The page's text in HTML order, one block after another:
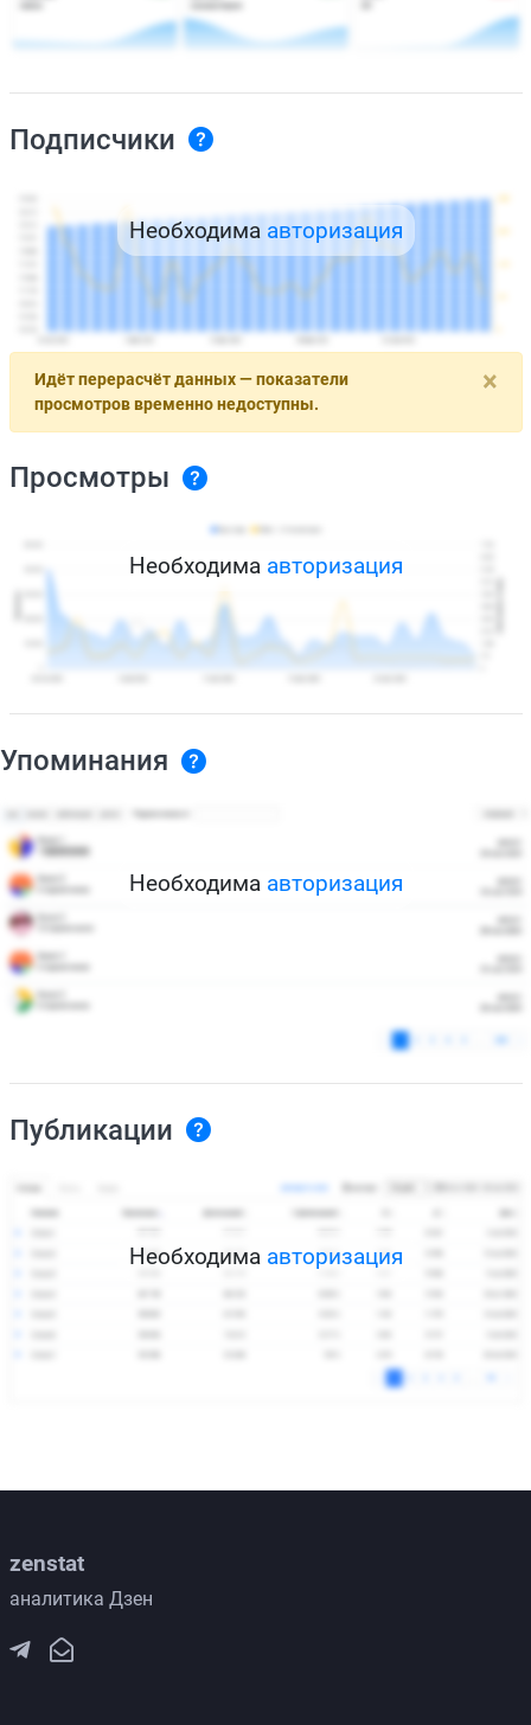
Подписчики
Необходима авторизация
×
Идёт перерасчёт данных — показатели
просмотров временно недоступны.
Просмотры
Необходима авторизация
Упоминания
Необходима авторизация
Публикации
Необходима авторизация
zenstat
аналитика Дзен